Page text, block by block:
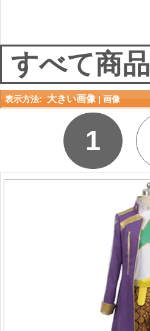
すべて商品
表示方法: 大きい画像 | 画像
1